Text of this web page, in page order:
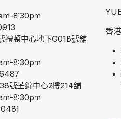
香
8:30pm
禮頓中心地下G01B號舖
8:30pm
號荃錦中心2樓214舖
8:30pm